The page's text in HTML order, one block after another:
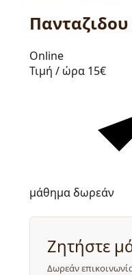
Online
Τιμή / ώρα 15€
μάθημα δωρεάν
Ζητήστε
Δωρεάν